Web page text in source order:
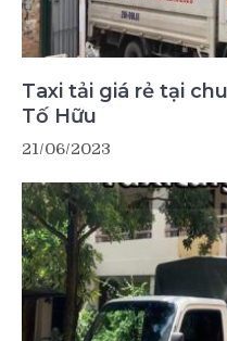
Taxi tải giá rẻ tại
Tố Hữu
21/06/2023